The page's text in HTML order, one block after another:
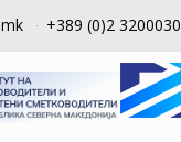
+389 (0)2 3200030